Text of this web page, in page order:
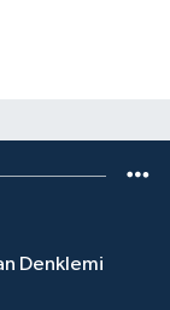
Denklemi